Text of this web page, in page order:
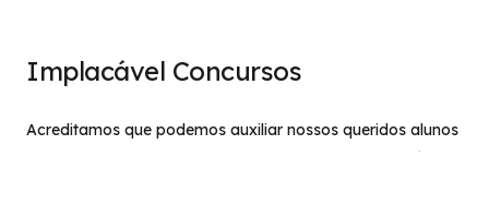
Implacável Concursos
Acreditamos que podemos auxiliar nossos queridos alunos
a alcançarem seus objetivos, independente dos obstáculos